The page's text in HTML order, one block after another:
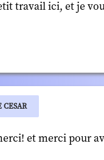
travail ici, et je
CESAR
et merci pour